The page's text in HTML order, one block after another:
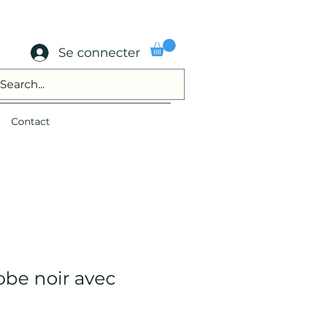
Se connecter
Contact
noir avec